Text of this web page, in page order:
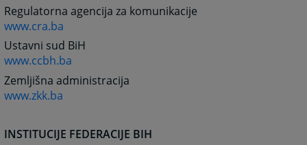
Regulatorna agencija za komunikacije
www.cra.ba
Ustavni sud BiH
www.ccbh.ba
Zemljišna administracija
www.zkk.ba
INSTITUCIJE FEDERACIJE BIH